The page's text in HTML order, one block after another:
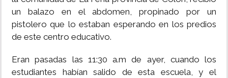
un balazo en el abdomen, propinado por un
pistolero que lo estaban esperando en los predios
de este centro educativo.
Eran pasadas las 11:30 a.m de ayer, cuando los
estudiantes habían salido de esta escuela, y el